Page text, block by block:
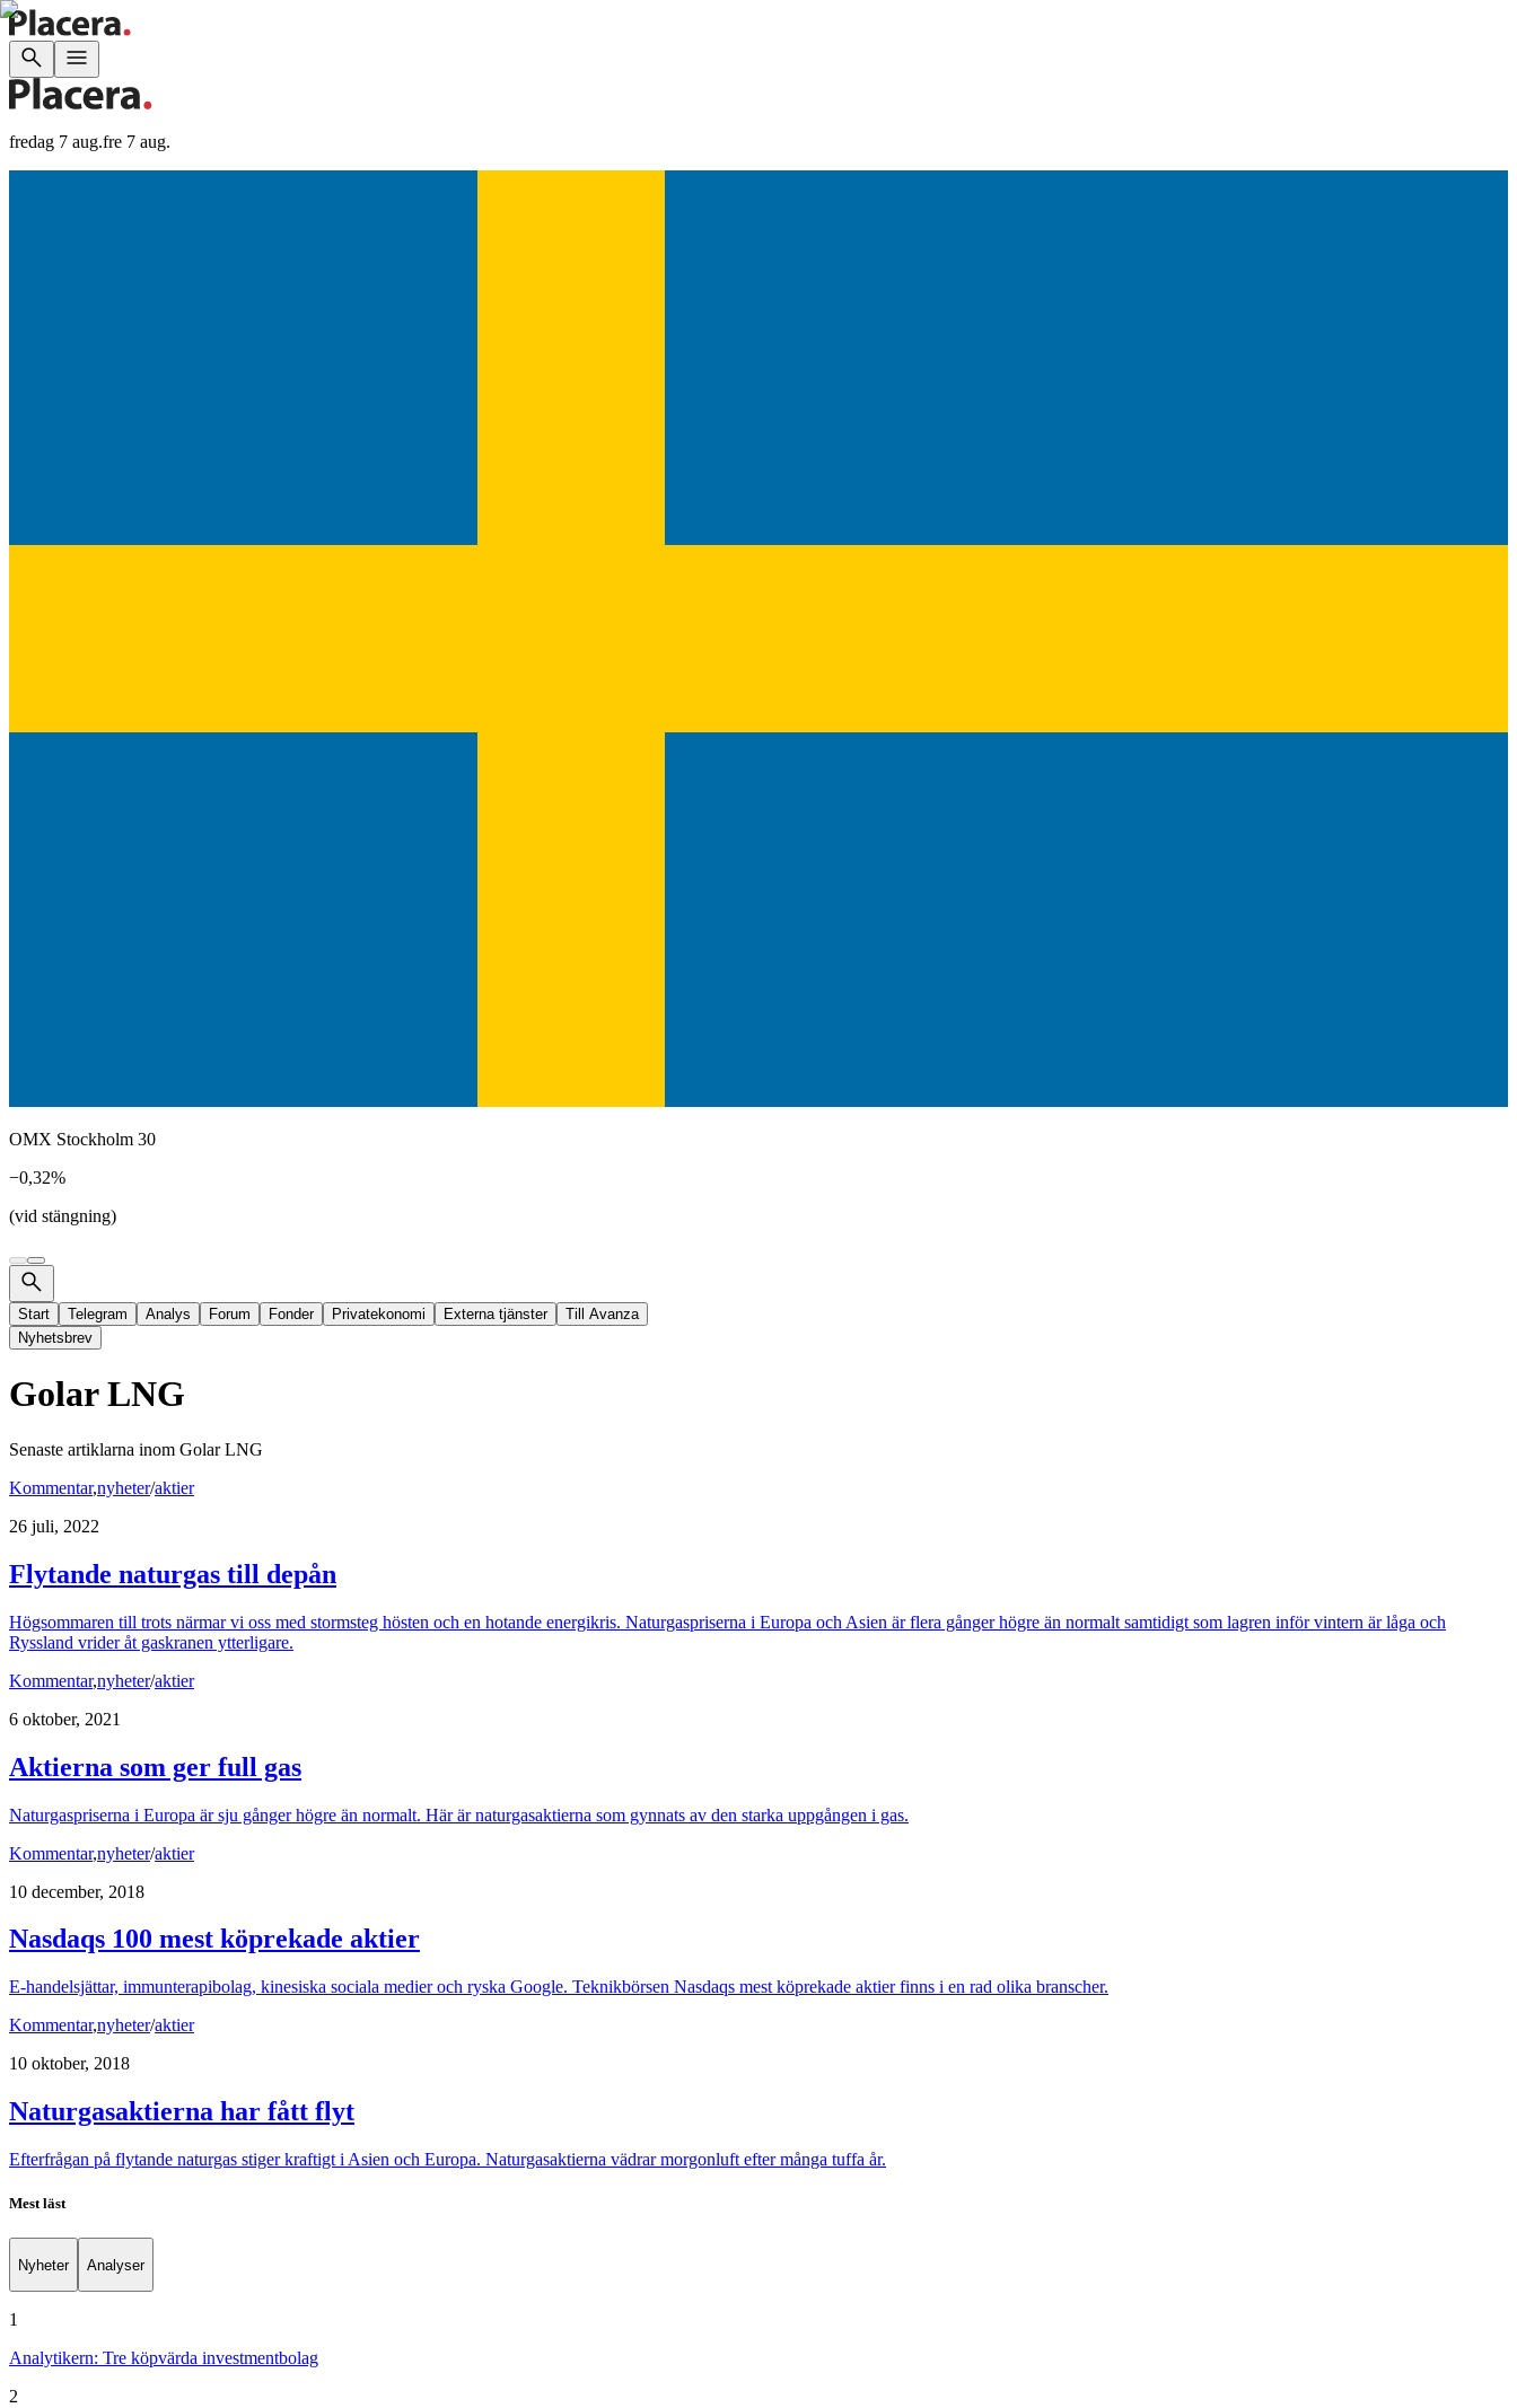
fredag 7 aug.fre 7 aug.
OMX Stockholm 30
−0,32%
(vid stängning)
Start Telegram Analys Forum Fonder Privatekonomi Externa tjänster
Till Avanza
Nyhetsbrev
Golar LNG
Senaste artiklarna inom Golar LNG
Kommentar,nyheter/aktier
26 juli, 2022
Flytande naturgas till depån
Högsommaren till trots närmar vi oss med stormsteg hösten och en hotande energikris. Naturgaspriserna i Europa och Asien är flera gånger högre än normalt samtidigt som lagren inför vintern är låga och
Ryssland vrider åt gaskranen ytterligare.
Kommentar,nyheter/aktier
6 oktober, 2021
Aktierna som ger full gas
Naturgaspriserna i Europa är sju gånger högre än normalt. Här är naturgasaktierna som gynnats av den starka uppgången i gas.
Kommentar,nyheter/aktier
10 december, 2018
Nasdaqs 100 mest köprekade aktier
E-handelsjättar, immunterapibolag, kinesiska sociala medier och ryska Google. Teknikbörsen Nasdaqs mest köprekade aktier finns i en rad olika branscher.
Kommentar,nyheter/aktier
10 oktober, 2018
Naturgasaktierna har fått flyt
Efterfrågan på flytande naturgas stiger kraftigt i Asien och Europa. Naturgasaktierna vädrar morgonluft efter många tuffa år.
Mest läst
Nyheter Analyser
1
Analytikern: Tre köpvärda investmentbolag
2